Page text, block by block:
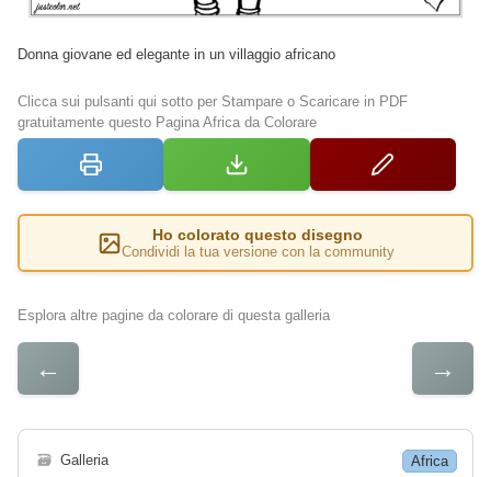
Donna giovane ed elegante in un villaggio africano
Clicca sui pulsanti qui sotto per Stampare o Scaricare in PDF
gratuitamente questo Pagina Africa da Colorare
Ho colorato questo disegno
Condividi la tua versione con la community
Esplora altre pagine da colorare di questa galleria
← →
🗃 Galleria Africa